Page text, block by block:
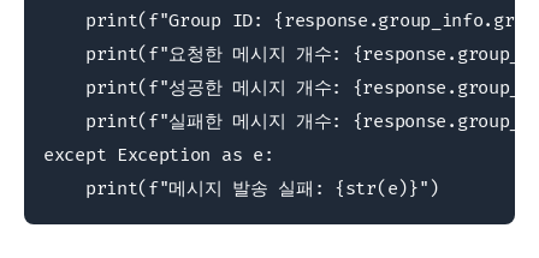
print(f"Group ID:
print(f"요청한 메시지 개수:
print(f"성공한 메시지 개수:
print(f"실패한 메시지 개수:
except Exception as e:
    print(f"메시지 발송 실패: {str(e)}")